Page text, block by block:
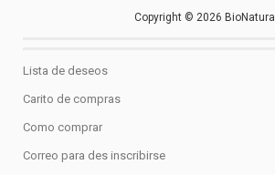
Copyright © 2026 BioNatura
Lista de deseos
Carito de compras
Como comprar
Correo para des inscribirse